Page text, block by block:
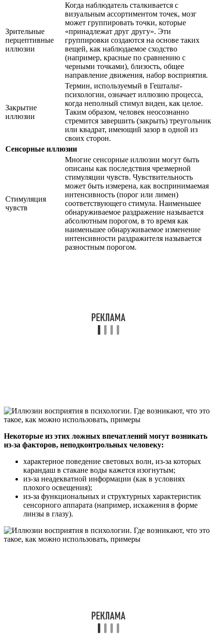
Зрительные
перцептивные
иллюзии
Когда наблюдатель сталкивается с
визуальным ассортиментом точек, мозг
может группировать точки, которые
«принадлежат друг другу». Эти
группировки создаются на основе таких
вещей, как наблюдаемое сходство
(например, красные по сравнению с
черными точками), близость, общее
направление движения, набор восприятия.
Закрытие
иллюзии
Термин, используемый в Гештальт-
психологии, означает иллюзию процесса,
когда неполный стимул виден, как целое.
Таким образом, человек неосознанно
стремится завершить (закрыть) треугольник
или квадрат, имеющий зазор в одной из
своих сторон.
Сенсорные иллюзии
Стимуляция
чувств
Многие сенсорные иллюзии могут быть
описаны как последствия чрезмерной
стимуляции чувств. Чувствительность
может быть измерена, как воспринимаемая
интенсивность (порог или лимен)
соответствующего стимула. Наименьшее
обнаруживаемое раздражение называется
абсолютным порогом, в то время как
наименьшее обнаруживаемое изменение
интенсивности раздражителя называется
разностным порогом.
Некоторые из этих ложных впечатлений могут возникать
из-за факторов, неподконтрольных человеку:
характерное поведение световых волн, из-за которых
карандаш в стакане воды кажется изогнутым;
из-за неадекватной информации (как в условиях
плохого освещения);
из-за функциональных и структурных характеристик
сенсорного аппарата (например, искажения в форме
линзы в глазу).